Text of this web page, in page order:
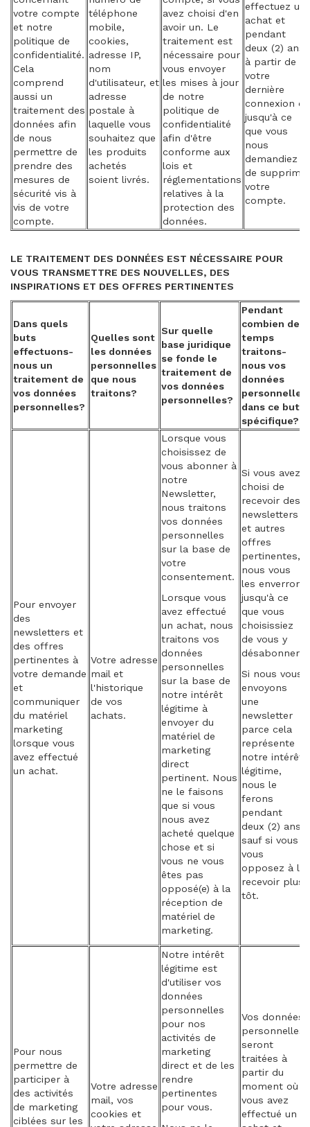
votre compte
et notre
politique de
confidentialité.
Cela
comprend
aussi un
traitement des
données afin
de nous
permettre de
prendre des
mesures de
sécurité vis à
vis de votre
compte.
téléphone
mobile,
cookies,
adresse IP,
nom
d'utilisateur, et
adresse
postale à
laquelle vous
souhaitez que
les produits
achetés
soient livrés.
avez choisi d'en
avoir un. Le
traitement est
nécessaire pour
vous envoyer
les mises à jour
de notre
politique de
confidentialité
afin d'être
conforme aux
lois et
réglementations
relatives à la
protection des
données.
effectuez un
achat et
pendant
deux (2) ans
à partir de
votre
dernière
connexion ou
jusqu'à ce
que vous
nous
demandiez
de supprimer
votre
compte.
LE TRAITEMENT DES DONNÉES EST NÉCESSAIRE POUR
VOUS TRANSMETTRE DES NOUVELLES, DES
INSPIRATIONS ET DES OFFRES PERTINENTES
Dans quels
buts
effectuons-
nous un
traitement de
vos données
personnelles?
Quelles sont
les données
personnelles
que nous
traitons?
Sur quelle
base juridique
se fonde le
traitement de
vos données
personnelles?
Pendant
combien de
temps
traitons-
nous vos
données
personnelles
dans ce but
spécifique?
Pour envoyer
des
newsletters et
des offres
pertinentes à
votre demande
et
communiquer
du matériel
marketing
lorsque vous
avez effectué
un achat.
Votre adresse
mail et
l'historique
de vos
achats.
Lorsque vous
choisissez de
vous abonner à
notre
Newsletter,
nous traitons
vos données
personnelles
sur la base de
votre
consentement.
Lorsque vous
avez effectué
un achat, nous
traitons vos
données
personnelles
sur la base de
notre intérêt
légitime à
envoyer du
matériel de
marketing
direct
pertinent. Nous
ne le faisons
que si vous
nous avez
acheté quelque
chose et si
vous ne vous
êtes pas
opposé(e) à la
réception de
matériel de
marketing.
Si vous avez
choisi de
recevoir des
newsletters
et autres
offres
pertinentes,
nous vous
les enverrons
jusqu'à ce
que vous
choisissiez
de vous y
désabonner.
Si nous vous
envoyons
une
newsletter
parce cela
représente
notre intérêt
légitime,
nous le
ferons
pendant
deux (2) ans,
sauf si vous
vous
opposez à la
recevoir plus
tôt.
Pour nous
permettre de
participer à
des activités
de marketing
ciblées sur les
Votre adresse
mail, vos
cookies et
Notre intérêt
légitime est
d'utiliser vos
données
personnelles
pour nos
activités de
marketing
direct et de les
rendre
pertinentes
pour vous.
Vos données
personnelles
seront
traitées à
partir du
moment où
vous avez
effectué un